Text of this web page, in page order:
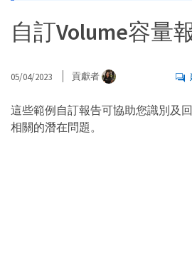
自訂Volume容量
05/04/2023 貢獻者
這些範例自訂報告可協助您識別及
相關的潛在問題。